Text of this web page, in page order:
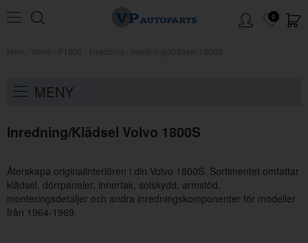
0
MENY
Inredning/Klädsel Volvo 1800S
Återskapa originalinteriören i din Volvo 1800S. Sortimentet omfattar
klädsel, dörrpaneler, innertak, solskydd, armstöd,
monteringsdetaljer och andra inredningskomponenter för modeller
från 1964-1969.